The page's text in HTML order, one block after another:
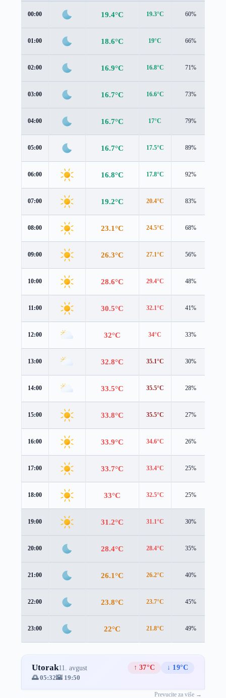
00:00 19.4°C 19.3°C 60%
01:00 18.6°C 19°C 66%
02:00 16.9°C 16.8°C 71%
03:00 16.7°C 16.6°C 73%
04:00 16.7°C 17°C 79%
05:00 16.7°C 17.5°C 89%
06:00 16.8°C 17.8°C 92%
07:00 19.2°C 20.4°C 83%
08:00 23.1°C 24.5°C 68%
09:00 26.3°C 27.1°C 56%
10:00 28.6°C 29.4°C 48%
11:00 30.5°C 32.1°C 41%
12:00 32°C 34°C 33%
13:00 32.8°C 35.1°C 30%
14:00 33.5°C 35.5°C 28%
15:00 33.8°C 35.5°C 27%
16:00 33.9°C 34.6°C 26%
17:00 33.7°C 33.4°C 25%
18:00 33°C 32.5°C 25%
19:00 31.2°C 31.1°C 30%
20:00 28.4°C 28.4°C 35%
21:00 26.1°C 26.2°C 40%
22:00 23.8°C 23.7°C 45%
23:00 22°C 21.8°C 49%
Utorak11. avgust ↑ 37°C
↓ 19°C
🌅 05:32🌇 19:50
Prevucite za više →